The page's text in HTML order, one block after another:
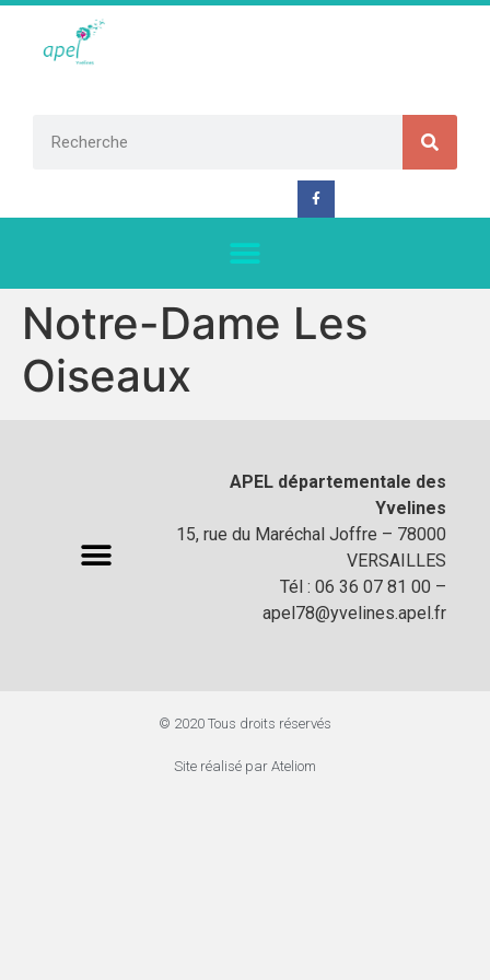
Notre-Dame Les
Oiseaux
APEL départementale des
Yvelines
15, rue du Maréchal Joffre – 78000
VERSAILLES
Tél : 06 36 07 81 00 –
apel78@yvelines.apel.fr
© 2020 Tous droits réservés
Site réalisé par Ateliom